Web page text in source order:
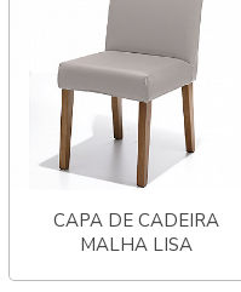
CAPA DE CADEIRA
MALHA LISA